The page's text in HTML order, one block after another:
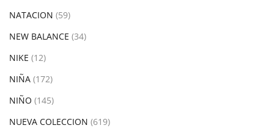
NATACION (59)
NEW BALANCE (34)
NIKE (12)
NIÑA (172)
NIÑO (145)
NUEVA COLECCION (619)